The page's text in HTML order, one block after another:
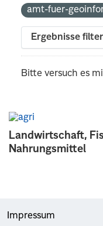
Landwirtschaft,
Nahrungsmittel
amt-fuer-
Ergebnisse
Bitte versuch es
Impressum